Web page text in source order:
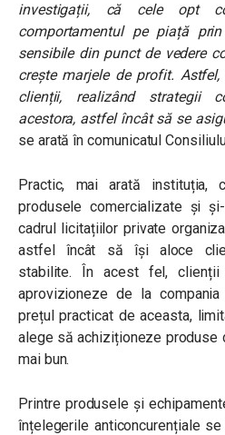
investigații, că cele opt
comportamentul pe piață
sensibile din punct de vedere
crește marjele de profit.
clienții, realizând strategii
acestora, astfel încât să se
se arată în comunicatul
Practic, mai arată instituția,
produsele comercializate și
cadrul licitațiilor private
astfel încât să își aloce
stabilite. În acest fel,
aprovizioneze de la
prețul practicat de aceasta,
alege să achiziționeze produse
mai bun.
Printre produsele și
înțelegerile anticoncurențiale